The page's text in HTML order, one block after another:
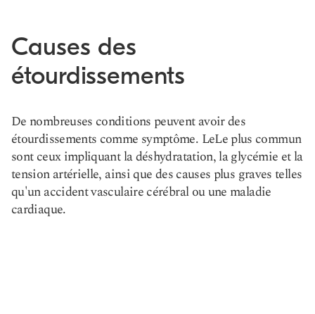
Causes des
étourdissements
De nombreuses conditions peuvent avoir des
étourdissements comme symptôme. LeLe plus commun
sont ceux impliquant la déshydratation, la glycémie et la
tension artérielle, ainsi que des causes plus graves telles
qu'un accident vasculaire cérébral ou une maladie
cardiaque.